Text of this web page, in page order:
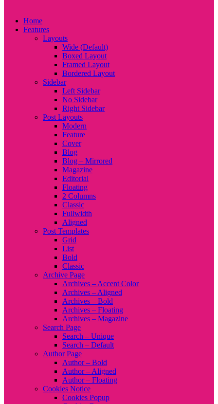
Home
Features
Layouts
Wide (Default)
Boxed Layout
Framed Layout
Bordered Layout
Sidebar
Left Sidebar
No Sidebar
Right Sidebar
Post Layouts
Modern
Feature
Cover
Blog
Blog – Mirrored
Magazine
Editorial
Floating
2 Columns
Classic
Fullwidth
Aligned
Post Templates
Grid
List
Bold
Classic
Archive Page
Archives – Accent Color
Archives – Aligned
Archives – Bold
Archives – Floating
Archives – Magazine
Search Page
Search – Unique
Search – Default
Author Page
Author – Bold
Author – Aligned
Author – Floating
Cookies Notice
Cookies Popup